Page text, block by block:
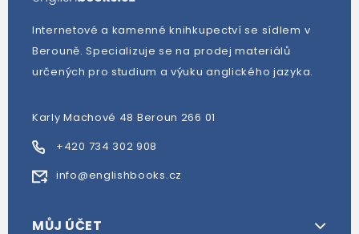
Internetové a kamenné knihkupectví se sídlem v
Berouně. Specializuje se na prodej materiálů
určených pro studium a výuku anglického jazyka.
Karly Machové 48 Beroun 266 01
+420 734 302 908
info@englishbooks.cz
MŮJ ÚČET